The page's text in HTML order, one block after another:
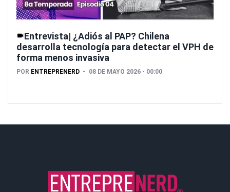
Entrevista| ¿Adiós al PAP? Chilena
desarrolla tecnología para detectar el VPH de
forma menos invasiva
POR ENTREPRENERD 08 DE MAYO 2026 - 00:00